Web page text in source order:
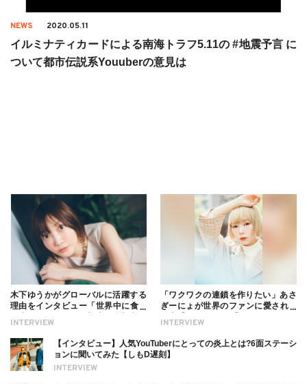
NEWS 2020.05.11
イルミナティカードによる南海トラフ5.11の #地震予言 に
ついて都市伝説系Youuberの意見は
INTERVIEW
木下ゆうかがグローバルに活躍する
理由をインタビュー「世界中に食べ
ついても
INTERVIEW
「ワクワクの連鎖を作りたい」あさ
ぎーにょが世界のファンに愛される
INTERVIEW
【インタビュー】人気YouTuberにとっての炎上とは?6面ステーシ
ョンに聞いてみた【しもD遅刻】